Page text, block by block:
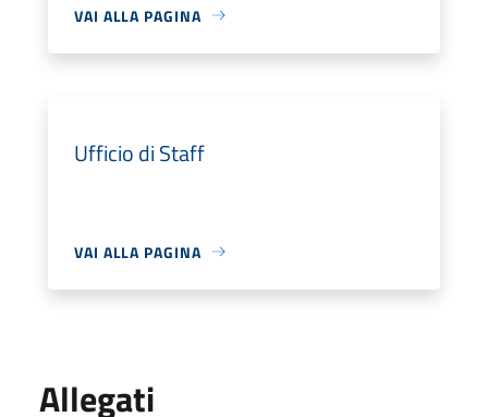
VAI ALLA PAGINA
Ufficio di Staff
VAI ALLA PAGINA
Allegati